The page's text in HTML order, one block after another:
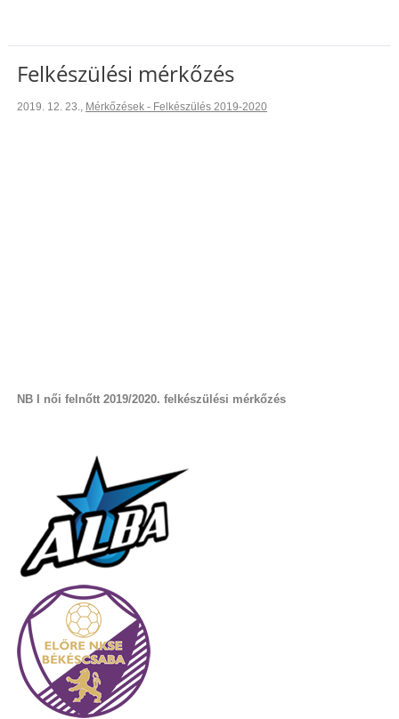
Felkészülési mérkőzés
2019. 12. 23., Mérkőzések - Felkészülés 2019-2020
NB I női felnőtt 2019/2020. felkészülési mérkőzés